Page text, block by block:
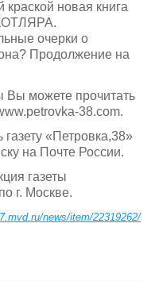
новая книга
очерки о
Продолжение на
Вы можете прочитать
38.com.
«Петровка,38»
на Почте России.
газеты
г. Москве.
news/item/22319262/